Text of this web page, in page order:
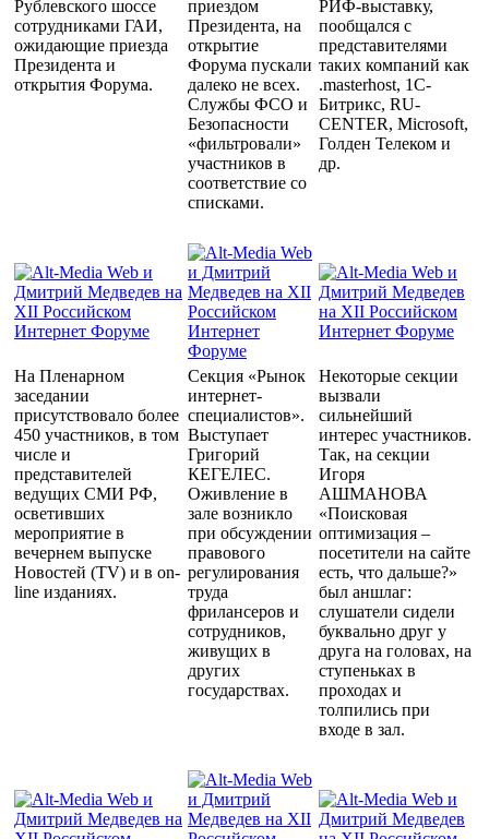
Рублевского шоссе
сотрудниками ГАИ,
ожидающие приезда
Президента и
открытия Форума.
приездом
Президента, на
открытие
Форума пускали
далеко не всех.
Службы ФСО и
Безопасности
«фильтровали»
участников в
соответствие со
списками.
РИФ-выставку,
пообщался с
представителями
таких компаний как
.masterhost, 1С-
Битрикс, RU-
CENTER, Microsoft,
Голден Телеком и
др.
На Пленарном
заседании
присутствовало более
450 участников, в том
числе и
представителей
ведущих СМИ РФ,
осветивших
мероприятие в
вечернем выпуске
Новостей (TV) и в on-
line изданиях.
Секция «Рынок
интернет-
специалистов».
Выступает
Григорий
КЕГЕЛЕС.
Оживление в
зале возникло
при обсуждении
правового
регулирования
труда
фрилансеров и
сотрудников,
живущих в
других
государствах.
Некоторые секции
вызвали
сильнейший
интерес участников.
Так, на секции
Игоря
АШМАНОВА
«Поисковая
оптимизация –
посетители на сайте
есть, что дальше?»
был аншлаг:
слушатели сидели
буквально друг у
друга на головах, на
ступеньках в
проходах и
толпились при
входе в зал.